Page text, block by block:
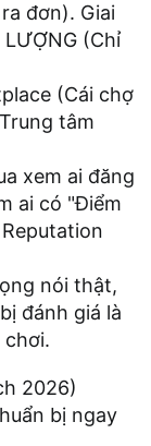
đơn). Giai
(Chỉ
(Cái chợ
tâm
xem ai đăng
ai có "Điểm
nói thật,
đánh giá là
chơi.
2026)
bị ngay